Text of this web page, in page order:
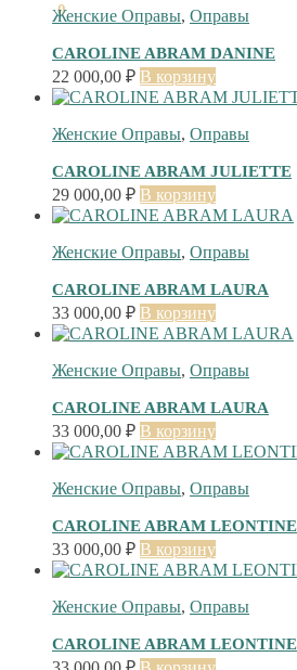
₽ 0
Женские Оправы, Оправы
CAROLINE ABRAM DANINE
22 000,00 ₽ В корзину
Женские Оправы, Оправы
CAROLINE ABRAM JULIETTE
29 000,00 ₽ В корзину
Женские Оправы, Оправы
CAROLINE ABRAM LAURA
33 000,00 ₽ В корзину
Женские Оправы, Оправы
CAROLINE ABRAM LAURA
33 000,00 ₽ В корзину
Женские Оправы, Оправы
CAROLINE ABRAM LEONTINE
33 000,00 ₽ В корзину
Женские Оправы, Оправы
CAROLINE ABRAM LEONTINE